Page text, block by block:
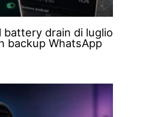
battery drain di luglio
backup WhatsApp